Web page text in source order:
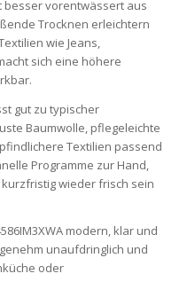
besser vorentwässert aus
Trocknen erleichtern
wie Jeans,
sich eine höhere
gut zu typischer
Baumwolle, pflegeleichte
Textilien passend
Programme zur Hand,
wieder frisch sein
modern, klar und
unaufdringlich und
oder